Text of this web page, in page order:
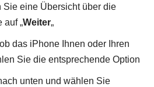
Sie eine Übersicht über die
auf „Weiter„
das iPhone Ihnen oder Ihren
Sie die entsprechende Option
unten und wählen Sie